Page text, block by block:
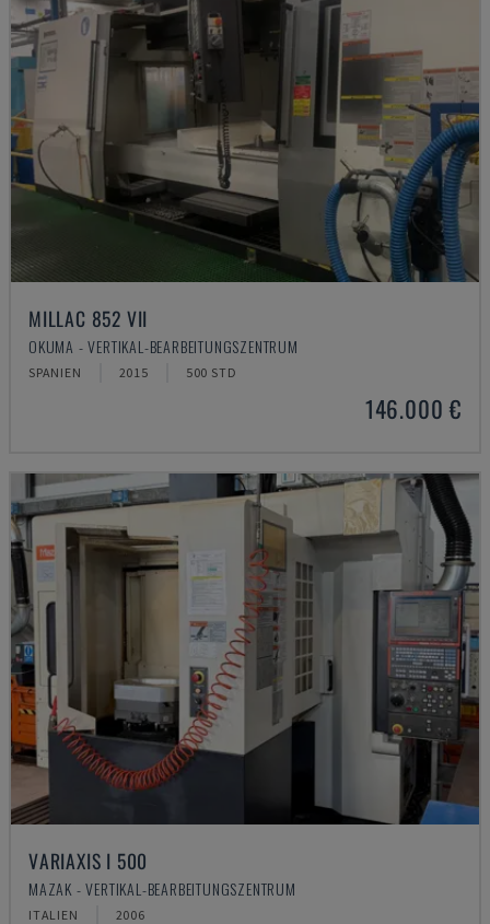
MILLAC 852 VII
OKUMA - VERTIKAL-BEARBEITUNGSZENTRUM
SPANIEN 2015 500 STD
146.000 €
VARIAXIS I 500
MAZAK - VERTIKAL-BEARBEITUNGSZENTRUM
ITALIEN 2006